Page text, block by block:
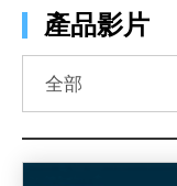
產品影片
全部